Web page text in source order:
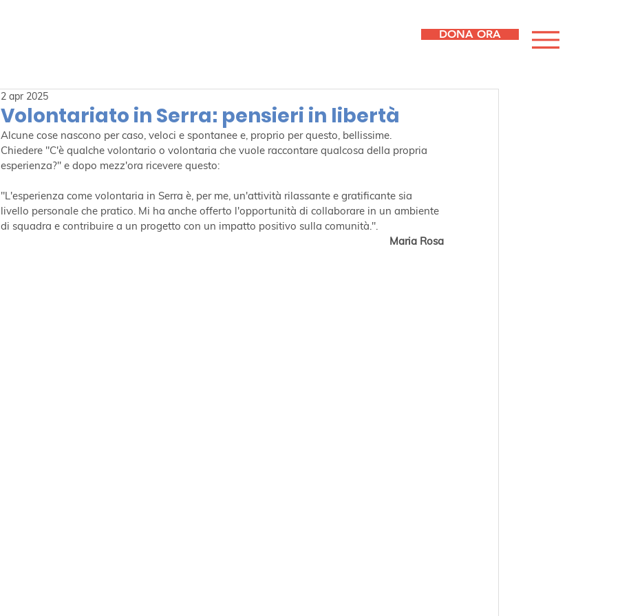
DONA ORA
Volontariato in Serra: pensieri in libertà
2 apr 2025
Alcune cose nascono per caso, veloci e spontanee e, proprio per questo, bellissime.
Chiedere "C'è qualche volontario o volontaria che vuole raccontare qualcosa della propria
esperienza?" e dopo mezz'ora ricevere questo:
"L'esperienza come volontaria in Serra è, per me, un'attività rilassante e gratificante sia
livello personale che pratico. Mi ha anche offerto l'opportunità di collaborare in un ambiente
di squadra e contribuire a un progetto con un impatto positivo sulla comunità.".
Maria Rosa